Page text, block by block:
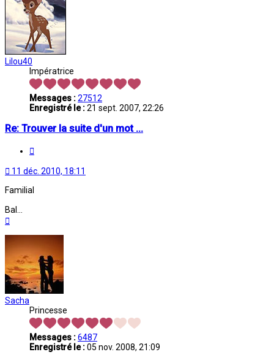
Lilou40
Impératrice
Messages :27512
Enregistré le :21 sept. 2007, 22:26
Re: Trouver la suite d'un mot ...
11 déc. 2010, 18:11
Familial
Bal...
Sacha
Princesse
Messages :6487
Enregistré le :05 nov. 2008, 21:09